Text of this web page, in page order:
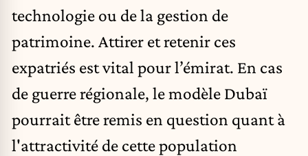
technologie ou de la gestion de
patrimoine. Attirer et retenir ces
expatriés est vital pour l’émirat. En cas
de guerre régionale, le modèle Dubaï
pourrait être remis en question quant à
l'attractivité de cette population